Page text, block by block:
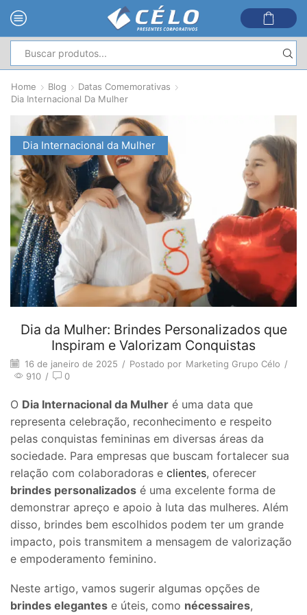
de
pesquisa
Home Blog
Datas Comemorativas
Dia Internacional Da Mulher
Dia Internacional da Mulher
Dia da Mulher: Brindes Personalizados que
Inspiram e Valorizam Conquistas
16 de janeiro de 2025 / Postado por Marketing Grupo Célo /
910 / 0
O Dia Internacional da Mulher é uma data que
representa celebração, reconhecimento e respeito
pelas conquistas femininas em diversas áreas da
sociedade. Para empresas que buscam fortalecer sua
relação com colaboradoras e clientes, oferecer
brindes personalizados é uma excelente forma de
demonstrar apreço e apoio à luta das mulheres. Além
disso, brindes bem escolhidos podem ter um grande
impacto, pois transmitem a mensagem de valorização
e empoderamento feminino.
Neste artigo, vamos sugerir algumas opções de
brindes elegantes e úteis, como nécessaires,